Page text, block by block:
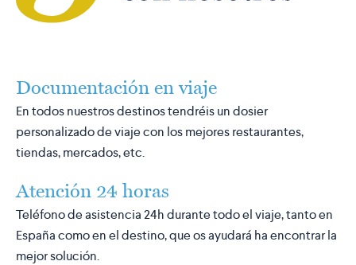
Documentación en viaje
En todos nuestros destinos tendréis un dosier
personalizado de viaje con los mejores restaurantes,
tiendas, mercados, etc.
Atención 24 horas
Teléfono de asistencia 24h durante todo el viaje, tanto en
España como en el destino, que os ayudará ha encontrar la
mejor solución.